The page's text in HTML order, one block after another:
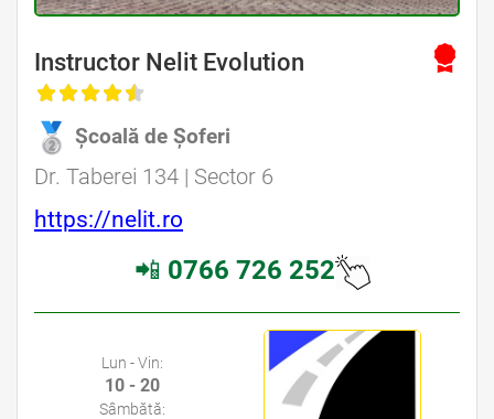
Instructor Nelit Evolution
Școală de Șoferi
Dr. Taberei 134 | Sector 6
https://nelit.ro
📲 0766 726 252
Lun - Vin:
10 - 20
Sâmbătă: